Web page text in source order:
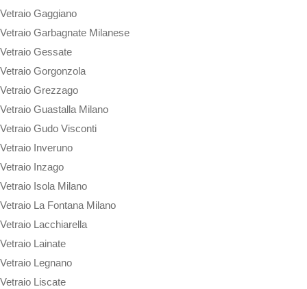
Vetraio Gaggiano
Vetraio Garbagnate Milanese
Vetraio Gessate
Vetraio Gorgonzola
Vetraio Grezzago
Vetraio Guastalla Milano
Vetraio Gudo Visconti
Vetraio Inveruno
Vetraio Inzago
Vetraio Isola Milano
Vetraio La Fontana Milano
Vetraio Lacchiarella
Vetraio Lainate
Vetraio Legnano
Vetraio Liscate